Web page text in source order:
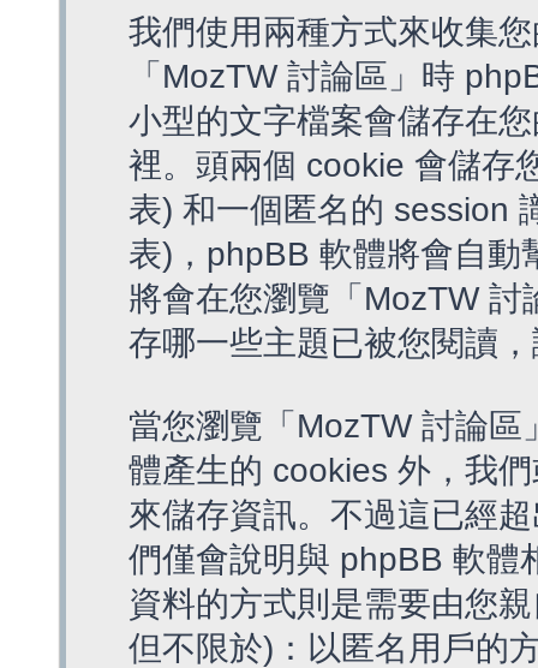
我們使用兩種方式來收集
「MozTW 討論區」時
小型的文字檔案會儲存在
裡。頭兩個 cookie 會儲存
表) 和一個匿名的 session
表)，phpBB 軟體將會自動
將會在您瀏覽「MozTW
存哪一些主題已被您閱讀
當您瀏覽「MozTW 討論
體產生的 cookies 外，我
來儲存資訊。不過這已經
們僅會說明與 phpBB 軟體
資料的方式則是需要由您
但不限於)：以匿名用戶的